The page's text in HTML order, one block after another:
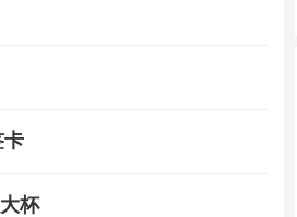
卡
杯